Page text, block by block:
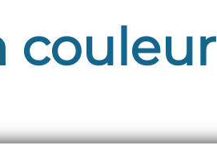
couleur